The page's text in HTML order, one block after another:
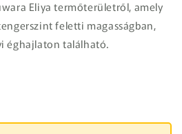
Eliya termőterületről, amely
feletti magasságban,
éghajlaton található.